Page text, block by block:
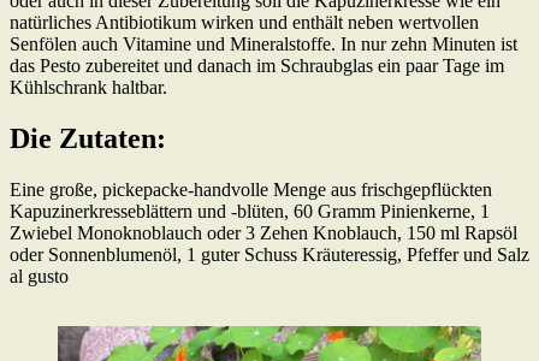
natürliches Antibiotikum wirken und enthält neben wertvollen
Senfölen auch Vitamine und Mineralstoffe. In nur zehn Minuten ist
das Pesto zubereitet und danach im Schraubglas ein paar Tage im
Kühlschrank haltbar.
Die Zutaten:
Eine große, pickepacke-handvolle Menge aus frischgepflückten
Kapuzinerkresseblättern und -blüten, 60 Gramm Pinienkerne, 1
Zwiebel Monoknoblauch oder 3 Zehen Knoblauch, 150 ml Rapsöl
oder Sonnenblumenöl, 1 guter Schuss Kräuteressig, Pfeffer und Salz
al gusto